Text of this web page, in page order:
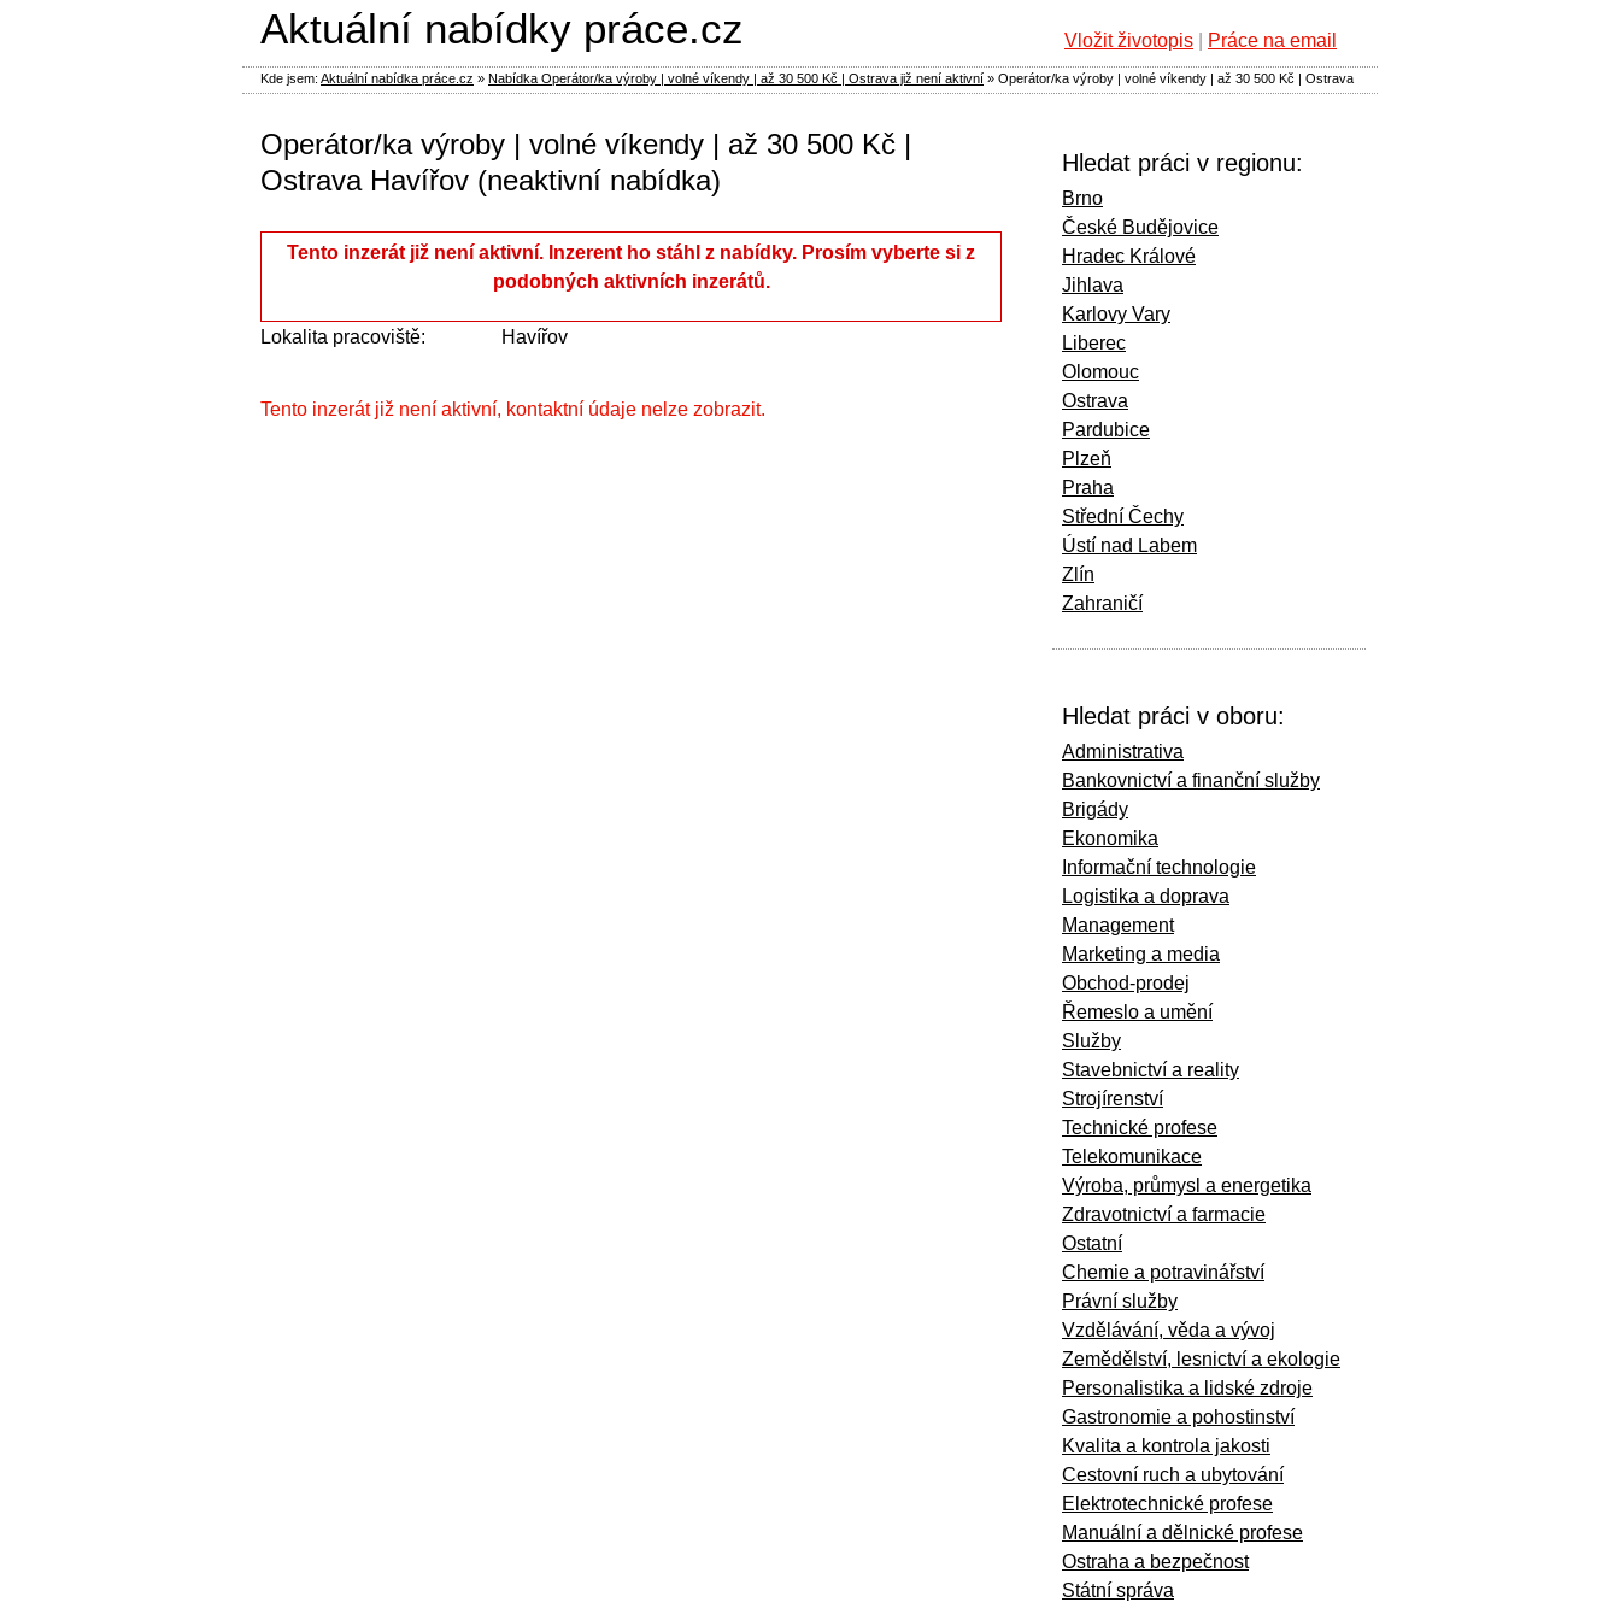
Operátor/ka výroby | volné víkendy | až 30 500 Kč |
Ostrava Havířov (neaktivní nabídka)
Tento inzerát již není aktivní. Inzerent ho stáhl z nabídky. Prosím vyberte si z
podobných aktivních inzerátů.
Lokalita pracoviště: Havířov
Tento inzerát již není aktivní, kontaktní údaje nelze zobrazit.
Hledat práci v regionu:
Brno
České Budějovice
Hradec Králové
Jihlava
Karlovy Vary
Liberec
Olomouc
Ostrava
Pardubice
Plzeň
Praha
Střední Čechy
Ústí nad Labem
Zlín
Zahraničí
Hledat práci v oboru:
Administrativa
Bankovnictví a finanční služby
Brigády
Ekonomika
Informační technologie
Logistika a doprava
Management
Marketing a media
Obchod-prodej
Řemeslo a umění
Služby
Stavebnictví a reality
Strojírenství
Technické profese
Telekomunikace
Výroba, průmysl a energetika
Zdravotnictví a farmacie
Ostatní
Chemie a potravinářství
Právní služby
Vzdělávání, věda a vývoj
Zemědělství, lesnictví a ekologie
Personalistika a lidské zdroje
Gastronomie a pohostinství
Kvalita a kontrola jakosti
Cestovní ruch a ubytování
Elektrotechnické profese
Manuální a dělnické profese
Ostraha a bezpečnost
Státní správa
Aktuální nabídky práce.cz Vložit životopis Práce na email
Kde jsem: Aktuální nabídka práce.cz » Nabídka Operátor/ka výroby | volné víkendy | až 30 500 Kč | Ostrava již není aktivní » Operátor/ka výroby | volné víkendy | až 30 500 Kč | Ostrava